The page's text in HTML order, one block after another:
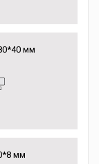
мм
мм